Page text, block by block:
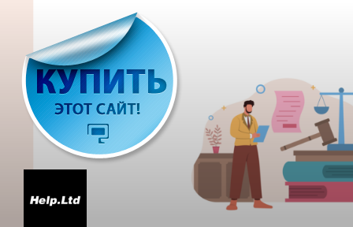
содержимому